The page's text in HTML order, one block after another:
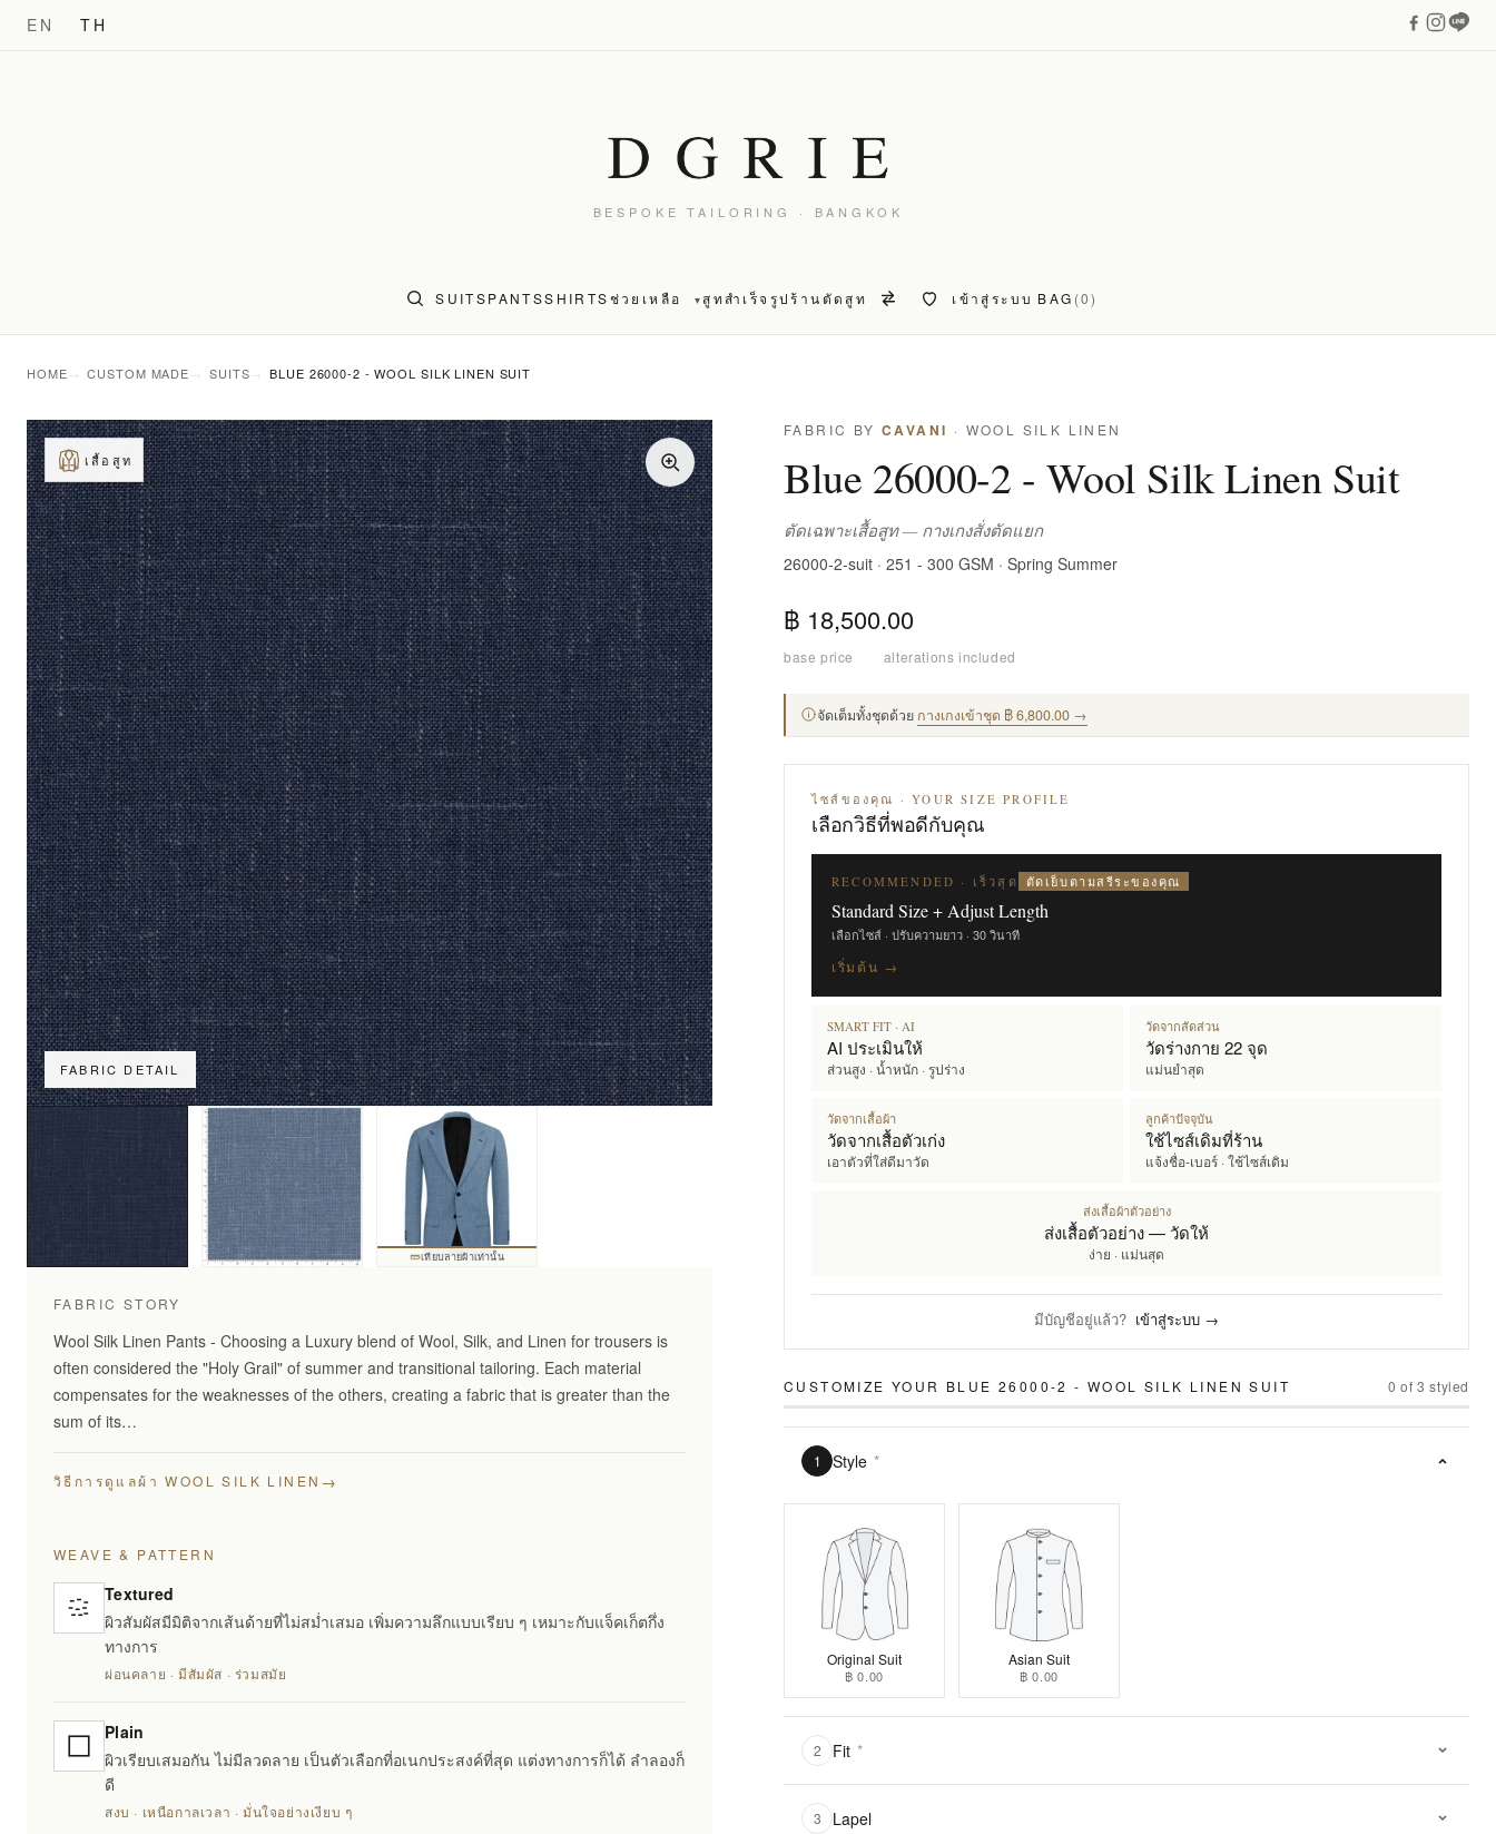
EN TH
BESPOKE TAILORING · BANGKOK
SUITSPANTSSHIRTSช่วยเหลือ ▾สูทสำเร็จรูปร้านตัดสูท เข้าสู่ระบบ BAG (0)
HOME CUSTOM MADE SUITS BLUE 26000-2 - WOOL SILK LINEN SUIT
FABRIC DETAIL
เสื้อสูท
เทียบลายผ้าเท่านั้น
FABRIC STORY
Wool Silk Linen Pants - Choosing a Luxury blend of Wool, Silk, and Linen for trousers is
often considered the "Holy Grail" of summer and transitional tailoring. Each material
compensates for the weaknesses of the others, creating a fabric that is greater than the
sum of its…
วิธีการดูแลผ้า WOOL SILK LINEN →
WEAVE & PATTERN
Textured
ผิวสัมผัสมีมิติจากเส้นด้ายที่ไม่สม่ำเสมอ เพิ่มความลึกแบบเรียบ ๆ เหมาะกับแจ็คเก็ตกึ่ง
ทางการ
ผ่อนคลาย · มีสัมผัส · ร่วมสมัย
Plain
ผิวเรียบเสมอกัน ไม่มีลวดลาย เป็นตัวเลือกที่อเนกประสงค์ที่สุด แต่งทางการก็ได้ ลำลองก็
ดี
สงบ · เหนือกาลเวลา · มั่นใจอย่างเงียบ ๆ
FABRIC BY CAVANI · WOOL SILK LINEN
Blue 26000-2 - Wool Silk Linen Suit
ตัดเฉพาะเสื้อสูท — กางเกงสั่งตัดแยก
26000-2-suit · 251 - 300 GSM · Spring Summer
฿ 18,500.00
base price · alterations included
จัดเต็มทั้งชุดด้วย กางเกงเข้าชุด ฿ 6,800.00 →
ไซส์ของคุณ · YOUR SIZE PROFILE
เลือกวิธีที่พอดีกับคุณ
RECOMMENDED · เร็วสุด ตัดเย็บตามสรีระของคุณ
Standard Size + Adjust Length
เลือกไซส์ · ปรับความยาว · 30 วินาที
เริ่มต้น →
SMART FIT · AI
AI ประเมินให้
ส่วนสูง · น้ำหนัก · รูปร่าง
วัดจากสัดส่วน
วัดร่างกาย 22 จุด
แม่นยำสุด
วัดจากเสื้อผ้า
วัดจากเสื้อตัวเก่ง
เอาตัวที่ใส่ดีมาวัด
ลูกค้าปัจจุบัน
ใช้ไซส์เดิมที่ร้าน
แจ้งชื่อ-เบอร์ · ใช้ไซส์เดิม
ส่งเสื้อผ้าตัวอย่าง
ส่งเสื้อตัวอย่าง — วัดให้
ง่าย · แม่นสุด
มีบัญชีอยู่แล้ว? เข้าสู่ระบบ →
CUSTOMIZE YOUR BLUE 26000-2 - WOOL SILK LINEN SUIT 0 of3 styled
1 Style *
Original Suit
฿ 0.00
Asian Suit
฿ 0.00
2 Fit *
3 Lapel